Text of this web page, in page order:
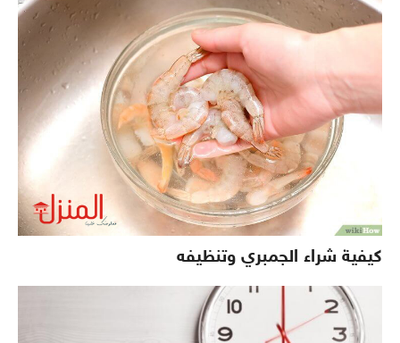
كيفية شراء الجمبري وتنظيفه